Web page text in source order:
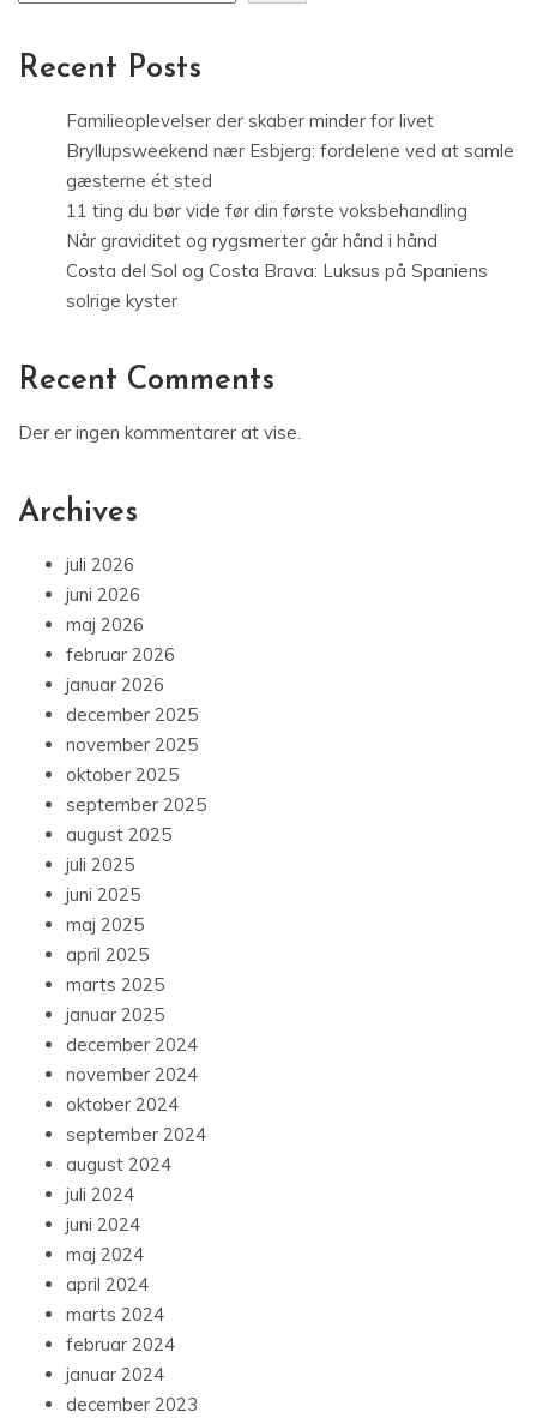
Recent Posts
Familieoplevelser der skaber minder for livet
Bryllupsweekend nær Esbjerg: fordelene ved at samle
gæsterne ét sted
11 ting du bør vide før din første voksbehandling
Når graviditet og rygsmerter går hånd i hånd
Costa del Sol og Costa Brava: Luksus på Spaniens
solrige kyster
Recent Comments
Der er ingen kommentarer at vise.
Archives
juli 2026
juni 2026
maj 2026
februar 2026
januar 2026
december 2025
november 2025
oktober 2025
september 2025
august 2025
juli 2025
juni 2025
maj 2025
april 2025
marts 2025
januar 2025
december 2024
november 2024
oktober 2024
september 2024
august 2024
juli 2024
juni 2024
maj 2024
april 2024
marts 2024
februar 2024
januar 2024
december 2023